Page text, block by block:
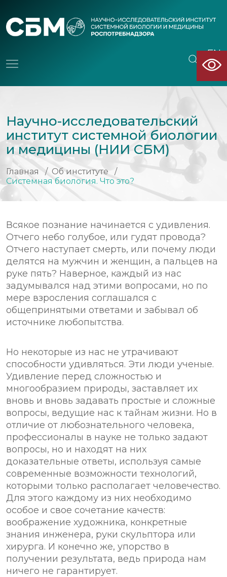
EN
CN
Научно-исследовательский
институт системной биологии
и медицины (НИИ СБМ)
Главная / Об институте
/
Системная биология. Что это?
Всякое познание начинается с удивления.
Отчего небо голубое, или гудят провода?
Отчего наступает смерть, или почему люди
делятся на мужчин и женщин, а пальцев на
руке пять? Наверное, каждый из нас
задумывался над этими вопросами, но по
мере взросления соглашался с
общепринятыми ответами и забывал об
источнике любопытства.
Но некоторые из нас не утрачивают
способности удивляться. Эти люди ученые.
Удивление перед сложностью и
многообразием природы, заставляет их
вновь и вновь задавать простые и сложные
вопросы, ведущие нас к тайнам жизни. Но в
отличие от любознательного человека,
профессионалы в науке не только задают
вопросы, но и находят на них
доказательные ответы, используя самые
современные возможности технологий,
которыми только располагает человечество.
Для этого каждому из них необходимо
особое и свое сочетание качеств:
воображение художника, конкретные
знания инженера, руки скульптора или
хирурга. И конечно же, упорство в
получении результата, ведь природа нам
ничего не гарантирует.